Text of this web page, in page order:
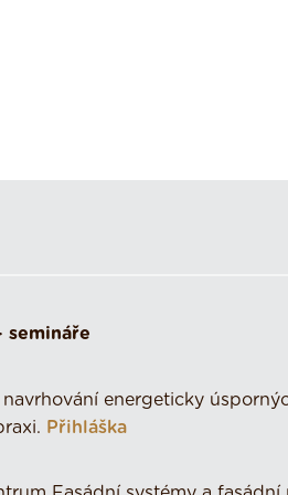
semináře
energeticky
Přihláška